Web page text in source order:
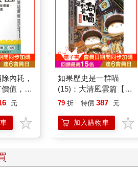
內耗，
值，跟
元
如果歷史是一群喵
(15)：大清風雲篇【萌
貓漫畫學歷史】
79 折 特價 387 元
加入購物車